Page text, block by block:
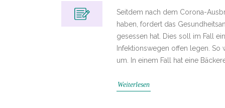
Seitdem nach dem Corona-
haben, fordert das
gesessen hat. Dies soll im Fall
Infektionswegen offen legen. So
um. In einem Fall hat eine
Weiterlesen